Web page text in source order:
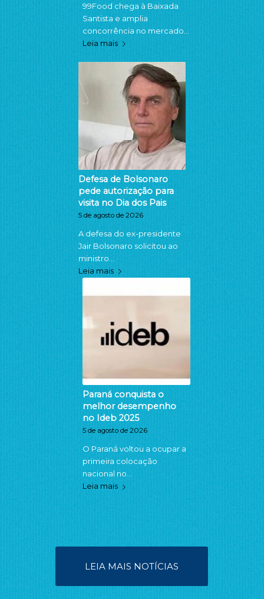
99Food chega à Baixada
Santista e amplia
concorrência no mercado…
Leia mais
Defesa de Bolsonaro
pede autorização para
visita no Dia dos Pais
5 de agosto de 2026
A defesa do ex-presidente
Jair Bolsonaro solicitou ao
ministro…
Leia mais
Paraná conquista o
melhor desempenho
no Ideb 2025
5 de agosto de 2026
O Paraná voltou a ocupar a
primeira colocação
nacional no…
Leia mais
LEIA MAIS NOTÍCIAS